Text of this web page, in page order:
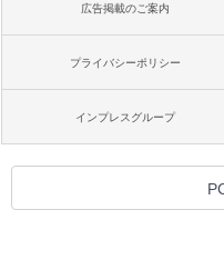
広告掲載のご案内
プライバシーポリシー
インプレスグループ